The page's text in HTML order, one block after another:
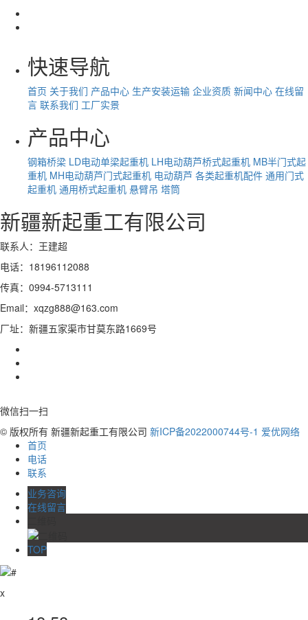
快速导航
首页 关于我们 产品中心 生产安装运输 企业资质 新闻中心 在线留
言 联系我们 工厂实景
产品中心
钢箱桥梁 LD电动单梁起重机 LH电动葫芦桥式起重机 MB半门式起
重机 MH电动葫芦门式起重机 电动葫芦 各类起重机配件 通用门式
起重机 通用桥式起重机 悬臂吊 塔筒
新疆新起重工有限公司
联系人：王建超
电话：18196112088
传真：0994-5713111
Email：xqzg888@163.com
厂址：新疆五家渠市甘莫东路1669号
微信扫一扫
© 版权所有 新疆新起重工有限公司 新ICP备2022000744号-1 爱优网络
首页
电话
联系
业务咨询
在线留言
TOP
x